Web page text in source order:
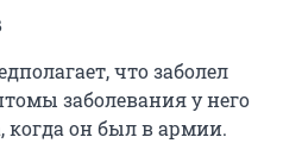
что заболел
заболевания у него
когда он был в армии.